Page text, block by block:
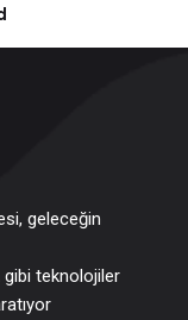
geleceğin
gibi teknolojiler